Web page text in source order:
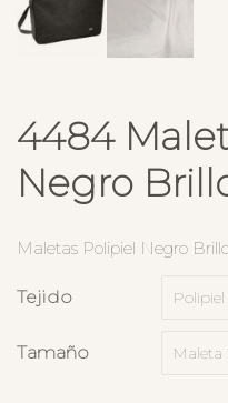
4484
Negro
Maletas Polipiel Negro
Tejido
Tamaño